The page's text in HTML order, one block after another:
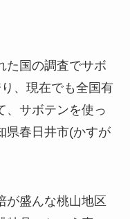
た国の調査でサボ
、現在でも全国有
、サボテンを使っ
県春日井市(かすが
が盛んな桃山地区